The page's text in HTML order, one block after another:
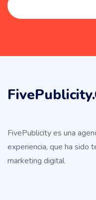
FivePublicity es una
experiencia, que ha sido
marketing digital